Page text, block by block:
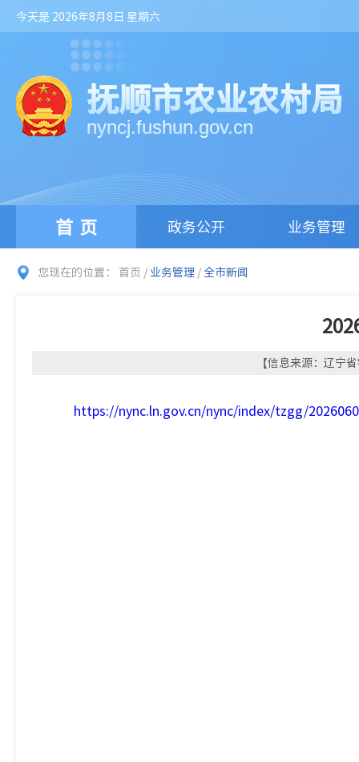
今天是 2026年8月8日 星期六
抚顺市农业农村局
nyncj.fushun.gov.cn
首页 政务公开 业务管理
您现在的位置： 首页 /业务管理 /全市新闻
【信息来源：辽宁
https://nync.ln.gov.cn/nync/index/tzgg/